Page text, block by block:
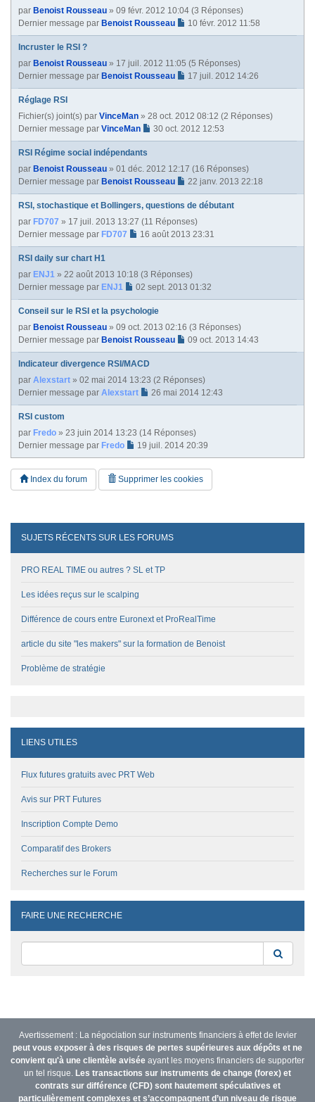
par Benoist Rousseau » 09 févr. 2012 10:04 (3 Réponses)
Dernier message par Benoist Rousseau 10 févr. 2012 11:58
Incruster le RSI ?
par Benoist Rousseau » 17 juil. 2012 11:05 (5 Réponses)
Dernier message par Benoist Rousseau 17 juil. 2012 14:26
Réglage RSI
Fichier(s) joint(s) par VinceMan » 28 oct. 2012 08:12 (2 Réponses)
Dernier message par VinceMan 30 oct. 2012 12:53
RSI Régime social indépendants
par Benoist Rousseau » 01 déc. 2012 12:17 (16 Réponses)
Dernier message par Benoist Rousseau 22 janv. 2013 22:18
RSI, stochastique et Bollingers, questions de débutant
par FD707 » 17 juil. 2013 13:27 (11 Réponses)
Dernier message par FD707 16 août 2013 23:31
RSI daily sur chart H1
par ENJ1 » 22 août 2013 10:18 (3 Réponses)
Dernier message par ENJ1 02 sept. 2013 01:32
Conseil sur le RSI et la psychologie
par Benoist Rousseau » 09 oct. 2013 02:16 (3 Réponses)
Dernier message par Benoist Rousseau 09 oct. 2013 14:43
Indicateur divergence RSI/MACD
par Alexstart » 02 mai 2014 13:23 (2 Réponses)
Dernier message par Alexstart 26 mai 2014 12:43
RSI custom
par Fredo » 23 juin 2014 13:23 (14 Réponses)
Dernier message par Fredo 19 juil. 2014 20:39
Index du forum Supprimer les cookies
SUJETS RÉCENTS SUR LES FORUMS
PRO REAL TIME ou autres ? SL et TP
Les idées reçus sur le scalping
Différence de cours entre Euronext et ProRealTime
article du site "les makers" sur la formation de Benoist
Problème de stratégie
LIENS UTILES
Flux futures gratuits avec PRT Web
Avis sur PRT Futures
Inscription Compte Demo
Comparatif des Brokers
Recherches sur le Forum
FAIRE UNE RECHERCHE
Avertissement : La négociation sur instruments financiers à effet de levier
peut vous exposer à des risques de pertes supérieures aux dépôts et ne
convient qu'à une clientèle avisée ayant les moyens financiers de supporter
un tel risque. Les transactions sur instruments de change (forex) et
contrats sur différence (CFD) sont hautement spéculatives et
particulièrement complexes et s’accompagnent d’un niveau de risque